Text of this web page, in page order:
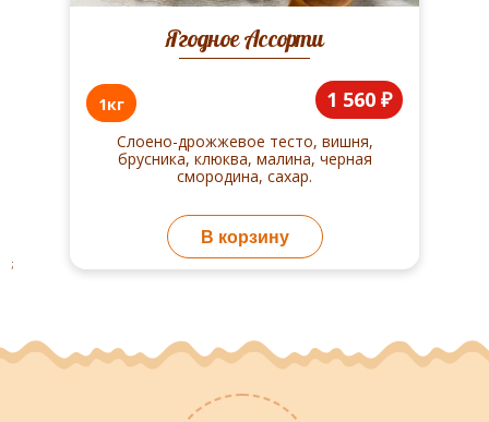
Ягодное Ассорти
1кг 1 560 ₽
Слоено-дрожжевое тесто, вишня,
брусника, клюква, малина, черная
смородина, сахар.
В корзину
;